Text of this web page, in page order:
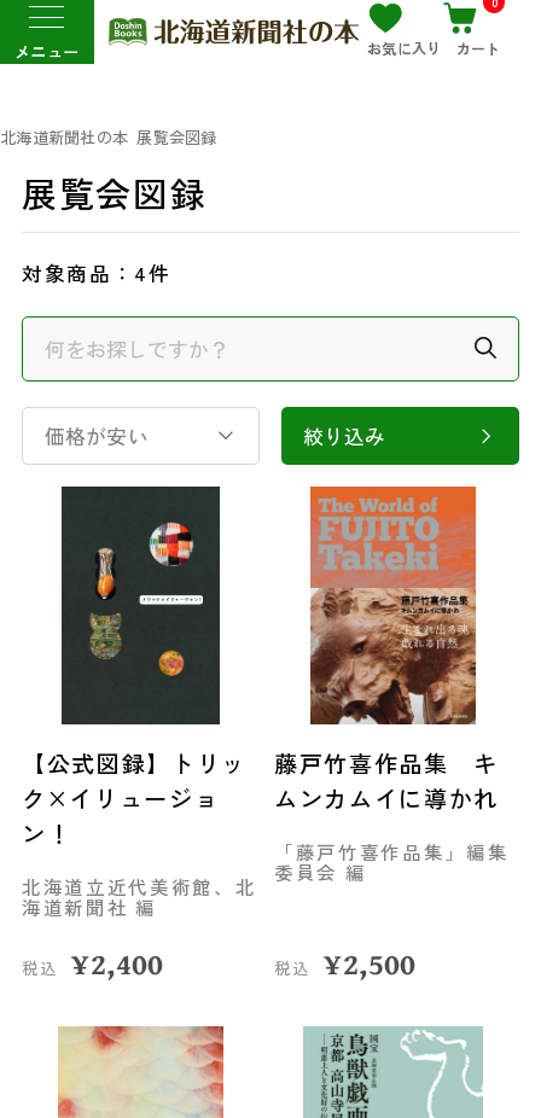
メニュー お気に入り カート
北海道新聞社の本 展覧会図録
展覧会図録
対象商品： 4件
価格が安い 絞り込み
【公式図録】トリッ
ク×イリュージョ
ン！
北海道立近代美術館、北
海道新聞社 編
税込 ¥2,400
藤戸竹喜作品集 キ
ムンカムイに導かれ
「藤戸竹喜作品集」編集
委員会 編
税込 ¥2,500